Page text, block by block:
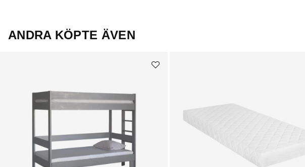
ANDRA KÖPTE ÄVEN